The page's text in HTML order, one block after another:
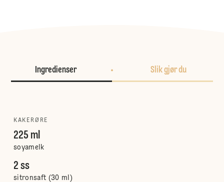
Ingredienser Slik gjør du
KAKERØRE
225 ml
soyamelk
2 ss
sitronsaft (30 ml)